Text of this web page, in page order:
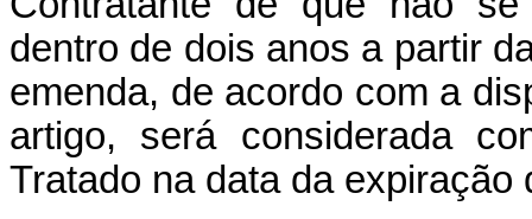
dentro de dois anos a partir
emenda, de acordo com a
artigo, será considerada
Tratado na data da expiração